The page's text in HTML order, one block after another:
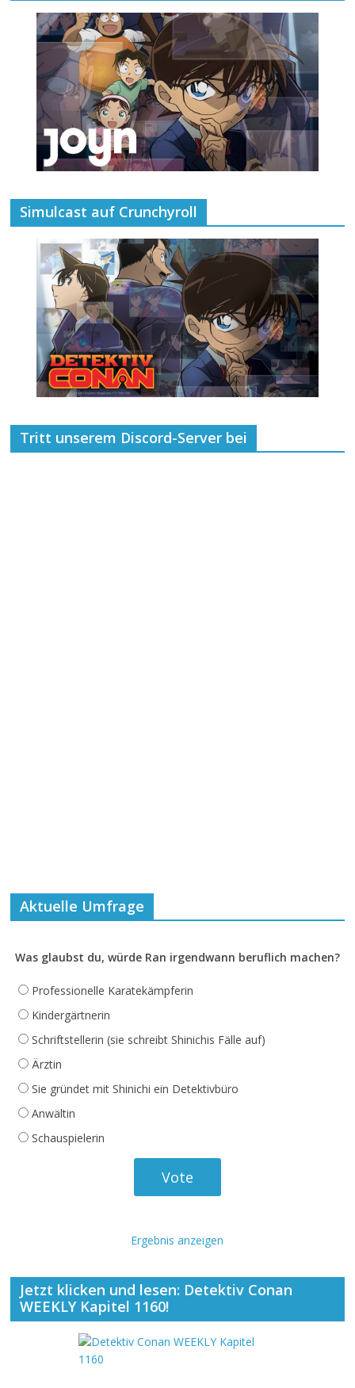
Simulcast auf Crunchyroll
Tritt unserem Discord-Server bei
Aktuelle Umfrage
Was glaubst du, würde Ran irgendwann beruflich machen?
Professionelle Karatekämpferin
Kindergärtnerin
Schriftstellerin (sie schreibt Shinichis Fälle auf)
Ärztin
Sie gründet mit Shinichi ein Detektivbüro
Anwältin
Schauspielerin
Ergebnis anzeigen
Jetzt klicken und lesen: Detektiv Conan
WEEKLY Kapitel 1160!